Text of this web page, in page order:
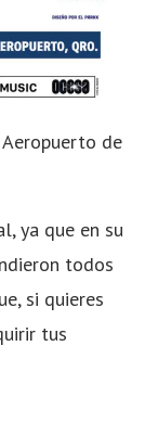
de
ya que en su
todos
si quieres
tus